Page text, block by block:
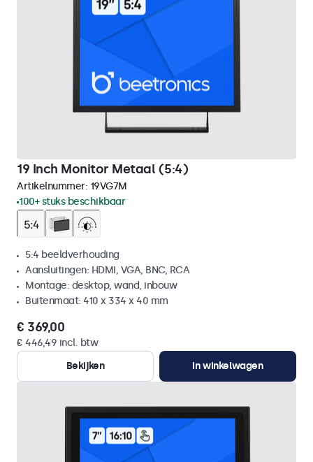
19 Inch Monitor Metaal (5:4)
Artikelnummer: 19VG7M
100+ stuks beschikbaar
5:4 beeldverhouding
Aansluitingen: HDMI, VGA, BNC, RCA
Montage: desktop, wand, inbouw
Buitenmaat: 410 x 334 x 40 mm
€ 369,00
€ 446,49 incl. btw
Bekijken
In winkelwagen